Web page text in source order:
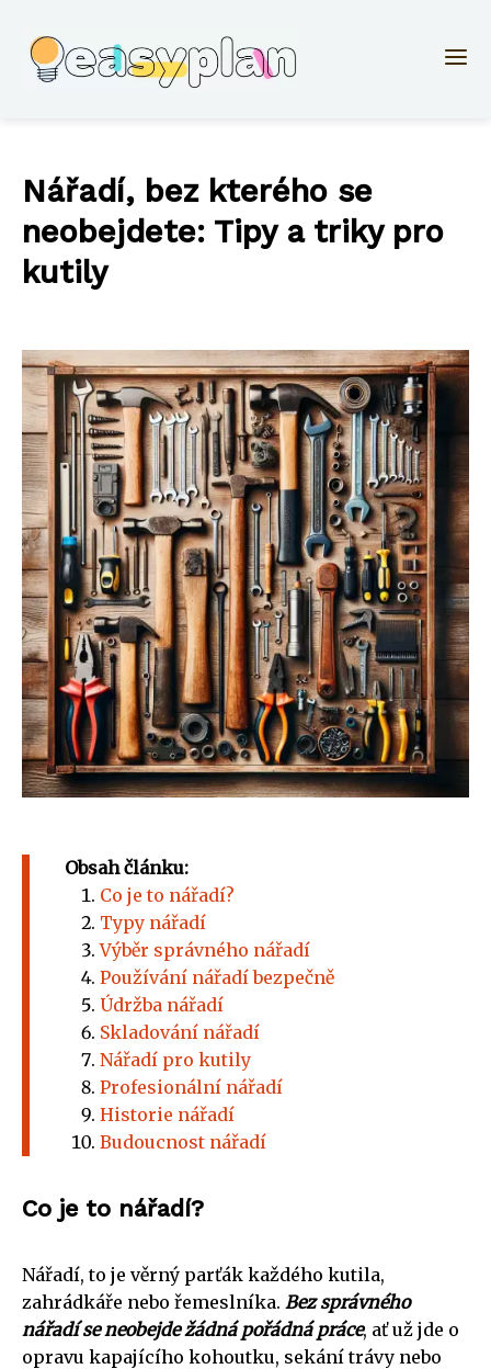
Nářadí, bez kterého se
neobejdete: Tipy a triky pro
kutily
Obsah článku:
Co je to nářadí?
Typy nářadí
Výběr správného nářadí
Používání nářadí bezpečně
Údržba nářadí
Skladování nářadí
Nářadí pro kutily
Profesionální nářadí
Historie nářadí
Budoucnost nářadí
Co je to nářadí?
Nářadí, to je věrný parťák každého kutila,
zahrádkáře nebo řemeslníka. Bez správného
nářadí se neobejde žádná pořádná práce, ať už jde o
opravu kapajícího kohoutku, sekání trávy nebo